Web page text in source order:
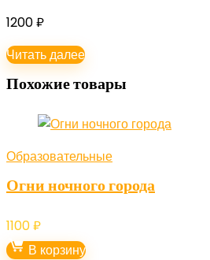
1200₽
Читать далее
Похожие товары
Образовательные
Огни ночного города
1100₽
В корзину